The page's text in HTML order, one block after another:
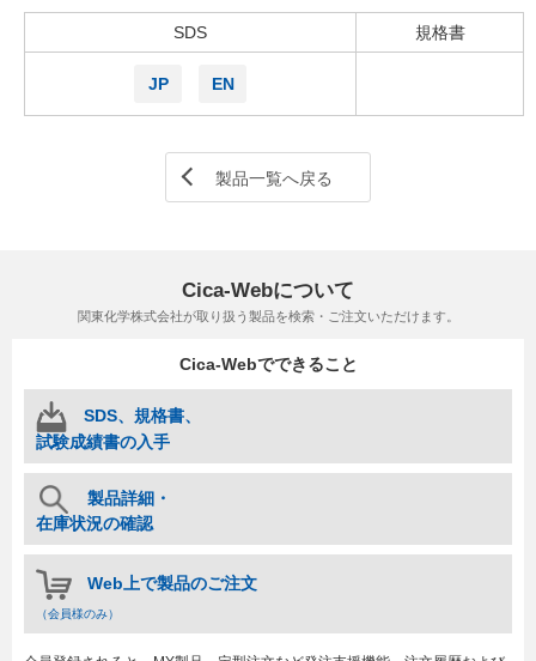
SDS 規格書
JP EN
製品一覧へ戻る
Cica-Webについて
関東化学株式会社が取り扱う製品を検索・ご注文いただけます。
Cica-Webでできること
SDS、規格書、
試験成績書の入手
製品詳細・
在庫状況の確認
Web上で製品のご注文
（会員様のみ）